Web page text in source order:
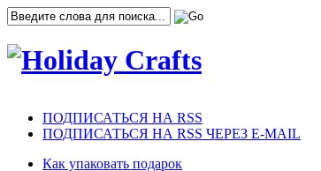
ПОДПИСАТЬСЯ НА RSS
ПОДПИСАТЬСЯ НА RSS ЧЕРЕЗ E-MAIL
Как упаковать подарок